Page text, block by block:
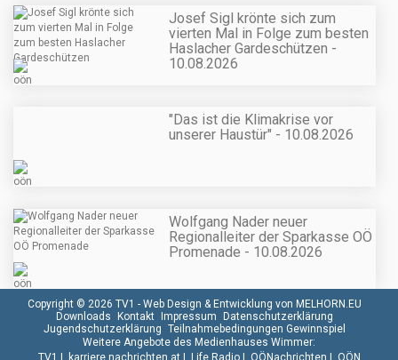
Josef Sigl krönte sich zum
vierten Mal in Folge zum besten
Haslacher Gardeschützen -
10.08.2026
"Das ist die Klimakrise vor
unserer Haustür" - 10.08.2026
Wolfgang Nader neuer
Regionalleiter der Sparkasse OÖ
Promenade - 10.08.2026
Copyright © 2026 TV1 - Web Design & Entwicklung von MELHORN.EU
Downloads Kontakt Impressum Datenschutzerklärung
Jugendschutzerklärung Teilnahmebedingungen Gewinnspiel
Weitere Angebote des Medienhauses Wimmer:
TV1 | karriere.nachrichten.at| Life Radio| OÖNachrichten | OÖN